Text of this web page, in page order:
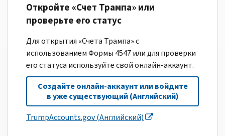
Откройте «Счет Трампа» или
проверьте его статус
Для открытия «Счета Трампа» с
использованием Формы 4547 или для проверки
его статуса используйте свой онлайн-аккаунт.
Создайте онлайн-аккаунт или войдите
в уже существующий (Английский)
TrumpAccounts.gov (Английский)